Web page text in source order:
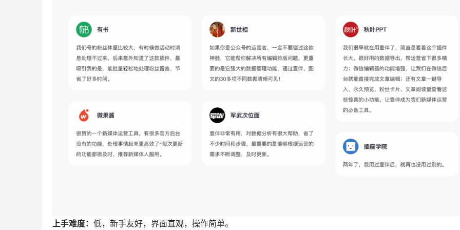
壹伴助手的全能型排版工具实现了从关键词生成大纲 → 20秒生成专业文章 → 30秒完成整篇公众号排版 → 标题
检测 → 发文的全流程。一句话总结——AI全流程写作+排版+发布的微信公众号编辑器，效率天花板。过去需要3
人、3小时才能走完的「选题—写稿—排版—群发」流程，现在只要1个人、30秒就能完成，真正把时间还给创意。